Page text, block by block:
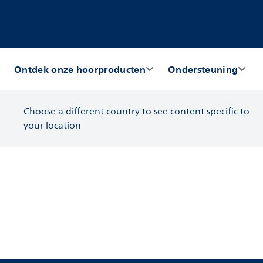
Ontdek onze hoorproducten Ondersteuning
Choose a different country to see content specific to
your location